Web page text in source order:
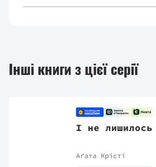
Інші книги з цієї серії
І не лишилось
Аґата Крісті